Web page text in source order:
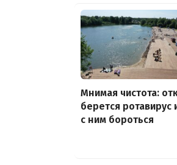
Мнимая чистота:
берется ротавирус
с ним бороться